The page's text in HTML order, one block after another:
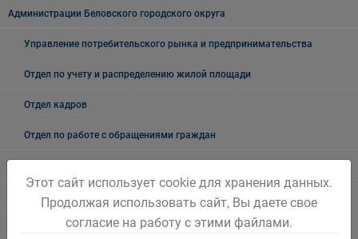
Администрации Беловского городского округа
Управление потребительского рынка и предпринимательства
Отдел по учету и распределению жилой площади
Отдел кадров
Отдел по работе с обращениями граждан
Это важно!
Жилищно-коммунальное хозяйство
Этот сайт использует cookie для хранения данных.
Продолжая использовать сайт, Вы даете свое
согласие на работу с этими файлами.